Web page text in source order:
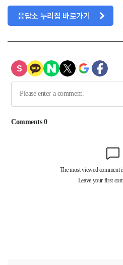
응답소 누리집 바로가기